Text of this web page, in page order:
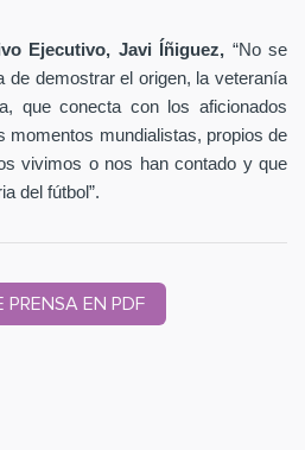
Ejecutivo, Javi Íñiguez, “No se
de demostrar el origen, la veteranía
que conecta con los aficionados
momentos mundialistas, propios de
vivimos o nos han contado y que
del fútbol”.
PRENSA EN PDF